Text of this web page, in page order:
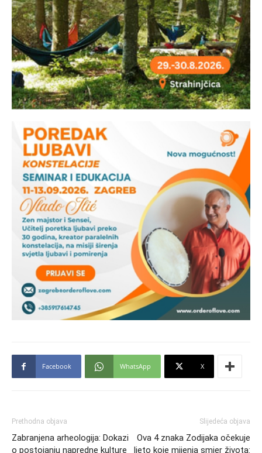
Facebook WhatsApp X
Prethodna objava
Zabranjena arheologija: Dokazi
o postojanju napredne kulture
Slijedeća objava
Ova 4 znaka Zodijaka očekuje
ljeto koje mijenja smjer života: